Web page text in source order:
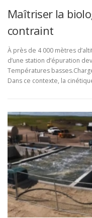
Maîtriser la
contraint
À près de 4 000 mètres
d’une station d’épuration
Températures
Dans ce contexte, la